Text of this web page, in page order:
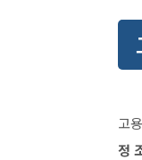
고
정